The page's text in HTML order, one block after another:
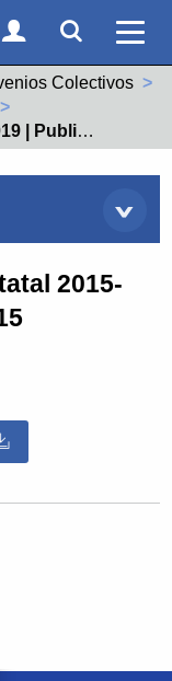
Socios
Acceso
Ver
Colectivos
21/05/2015
2015-